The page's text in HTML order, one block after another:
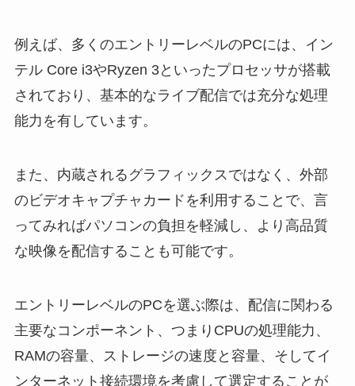
例えば、多くのエントリーレベルのPCには、イン
テル Core i3やRyzen 3といったプロセッサが搭載
されており、基本的なライブ配信では充分な処理
能力を有しています。
また、内蔵されるグラフィックスではなく、外部
のビデオキャプチャカードを利用することで、言
ってみればパソコンの負担を軽減し、より高品質
な映像を配信することも可能です。
エントリーレベルのPCを選ぶ際は、配信に関わる
主要なコンポーネント、つまりCPUの処理能力、
RAMの容量、ストレージの速度と容量、そしてイ
ンターネット接続環境を考慮して選定することが